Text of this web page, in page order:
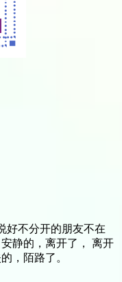
不分开的朋友不在
静的，离开了， 离开
，陌路了。